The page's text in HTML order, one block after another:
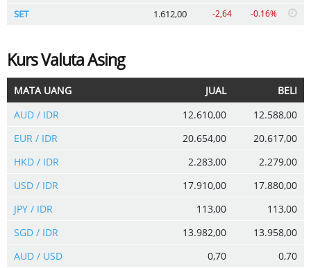
SET 1.612,00 -2,64 -0.16%
Kurs Valuta Asing
MATA UANG JUAL
BELI
AUD / IDR
12.610,00
12.588,00
EUR / IDR
20.654,00
20.617,00
HKD / IDR
2.283,00
2.279,00
USD / IDR
17.910,00
17.880,00
JPY / IDR
113,00
113,00
SGD / IDR
13.982,00
13.958,00
AUD / USD
0,70
0,70